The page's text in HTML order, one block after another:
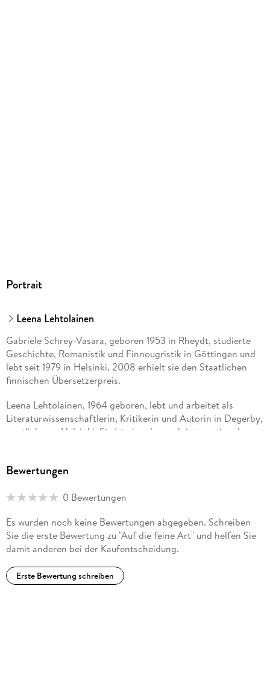
Portrait
Leena Lehtolainen
Gabriele Schrey-Vasara, geboren 1953 in Rheydt, studierte
Geschichte, Romanistik und Finnougristik in Göttingen und
lebt seit 1979 in Helsinki. 2008 erhielt sie den Staatlichen
finnischen Übersetzerpreis.
Leena Lehtolainen, 1964 geboren, lebt und arbeitet als
Literaturwissenschaftlerin, Kritikerin und Autorin in Degerby,
westlich von Helsinki. Sie ist eine der auch international
der finnischen Krimiszene, sondern erfreut sich auch bei
ersten Bandes der Reihe 1994 ungebrochener Beliebtheit.
Bewertungen
0 Bewertungen
Es wurden noch keine Bewertungen abgegeben. Schreiben
Sie die erste Bewertung zu "Auf die feine Art" und helfen Sie
damit anderen bei der Kaufentscheidung.
Erste Bewertung schreiben